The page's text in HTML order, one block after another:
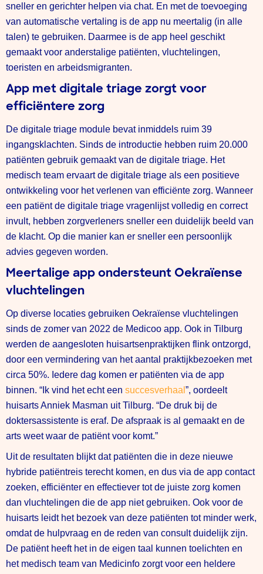
sneller en gerichter helpen via chat. En met de toevoeging
van automatische vertaling is de app nu meertalig (in alle
talen) te gebruiken. Daarmee is de app heel geschikt
gemaakt voor anderstalige patiënten, vluchtelingen,
toeristen en arbeidsmigranten.
App met digitale triage zorgt voor
efficiëntere zorg
De digitale triage module bevat inmiddels ruim 39
ingangsklachten. Sinds de introductie hebben ruim 20.000
patiënten gebruik gemaakt van de digitale triage. Het
medisch team ervaart de digitale triage als een positieve
ontwikkeling voor het verlenen van efficiënte zorg. Wanneer
een patiënt de digitale triage vragenlijst volledig en correct
invult, hebben zorgverleners sneller een duidelijk beeld van
de klacht. Op die manier kan er sneller een persoonlijk
advies gegeven worden.
Meertalige app ondersteunt Oekraïense
vluchtelingen
Op diverse locaties gebruiken Oekraïense vluchtelingen
sinds de zomer van 2022 de Medicoo app. Ook in Tilburg
werden de aangesloten huisartsenpraktijken flink ontzorgd,
door een vermindering van het aantal praktijkbezoeken met
circa 50%. Iedere dag komen er patiënten via de app
binnen. “Ik vind het echt een succesverhaal ”, oordeelt
huisarts Anniek Masman uit Tilburg. “De druk bij de
doktersassistente is eraf. De afspraak is al gemaakt en de
arts weet waar de patiënt voor komt.”
Uit de resultaten blijkt dat patiënten die in deze nieuwe
hybride patiëntreis terecht komen, en dus via de app contact
zoeken, efficiënter en effectiever tot de juiste zorg komen
dan vluchtelingen die de app niet gebruiken. Ook voor de
huisarts leidt het bezoek van deze patiënten tot minder werk,
omdat de hulpvraag en de reden van consult duidelijk zijn.
De patiënt heeft het in de eigen taal kunnen toelichten en
het medisch team van Medicinfo zorgt voor een heldere